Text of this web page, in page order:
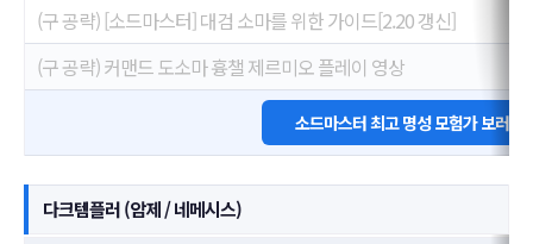
(구 공략) [소드마스터] 대검 소마를 위한 가이드[2.20 갱신]
(구 공략) 커맨드 도소마 흉챌 제르미오 플레이 영상
소드마스터 최고 명성 모험가 보러가
다크템플러 (암제 / 네메시스)